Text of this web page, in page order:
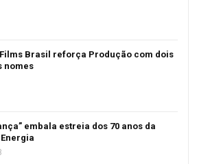
Brasil reforça Produção com dois
nomes
embala estreia dos 70 anos da